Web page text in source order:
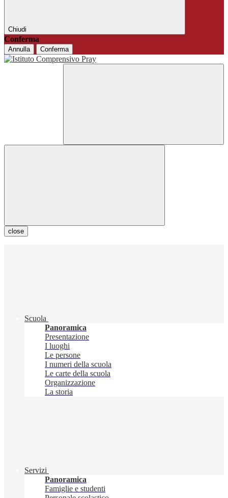
Chiudi
Conferma
Annulla Conferma
close
Scuola
Panoramica
Presentazione
I luoghi
Le persone
I numeri della scuola
Le carte della scuola
Organizzazione
La storia
Servizi
Panoramica
Famiglie e studenti